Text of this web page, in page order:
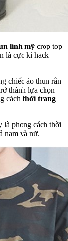
lính mỹ crop top
là cực kì hack
chiếc áo thun rằn
thành lựa chọn
cách thời trang
là phong cách thời
nam và nữ.